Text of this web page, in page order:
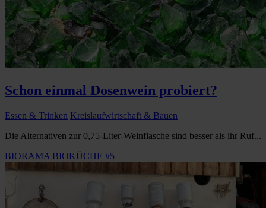
Schon einmal Dosenwein probiert?
Essen & Trinken Kreislaufwirtschaft & Bauen
Die Alternativen zur 0,75-Liter-Weinflasche sind besser als ihr Ruf...
BIORAMA BIOKÜCHE #5